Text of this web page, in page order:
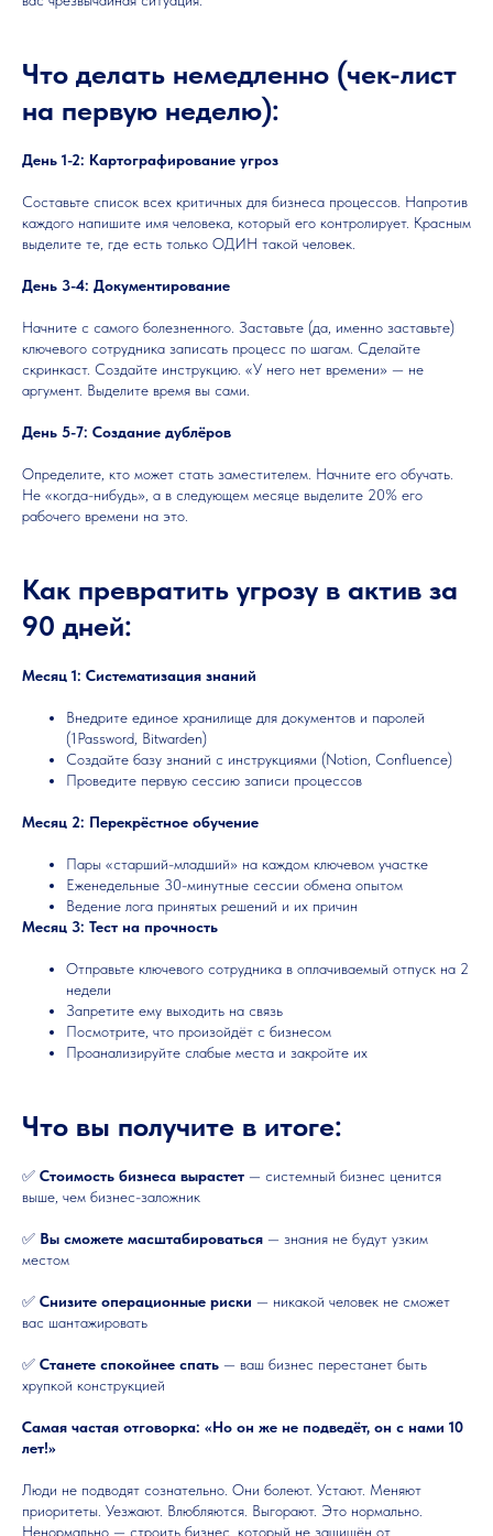
Что делать немедленно (чек-лист
на первую неделю):
День 1-2: Картографирование угроз
Составьте список всех критичных для бизнеса процессов. Напротив
каждого напишите имя человека, который его контролирует. Красным
выделите те, где есть только ОДИН такой человек.
День 3-4: Документирование
Начните с самого болезненного. Заставьте (да, именно заставьте)
ключевого сотрудника записать процесс по шагам. Сделайте
скринкаст. Создайте инструкцию. «У него нет времени» — не
аргумент. Выделите время вы сами.
День 5-7: Создание дублёров
Определите, кто может стать заместителем. Начните его обучать.
Не «когда-нибудь», а в следующем месяце выделите 20% его
рабочего времени на это.
Как превратить угрозу в актив за
90 дней:
Месяц 1: Систематизация знаний
Внедрите единое хранилище для документов и паролей
(1Password, Bitwarden)
Создайте базу знаний с инструкциями (Notion, Confluence)
Проведите первую сессию записи процессов
Месяц 2: Перекрёстное обучение
Пары «старший-младший» на каждом ключевом участке
Еженедельные 30-минутные сессии обмена опытом
Ведение лога принятых решений и их причин
Месяц 3: Тест на прочность
Отправьте ключевого сотрудника в оплачиваемый отпуск на 2
недели
Запретите ему выходить на связь
Посмотрите, что произойдёт с бизнесом
Проанализируйте слабые места и закройте их
Что вы получите в итоге:
✅ Стоимость бизнеса вырастет — системный бизнес ценится
выше, чем бизнес-заложник
✅ Вы сможете масштабироваться — знания не будут узким
местом
✅ Снизите операционные риски — никакой человек не сможет
вас шантажировать
✅ Станете спокойнее спать — ваш бизнес перестанет быть
хрупкой конструкцией
Самая частая отговорка: «Но он же не подведёт, он с нами 10
лет!»
Люди не подводят сознательно. Они болеют. Устают. Меняют
приоритеты. Уезжают. Влюбляются. Выгорают. Это нормально.
Ненормально — строить бизнес, который не защищён от